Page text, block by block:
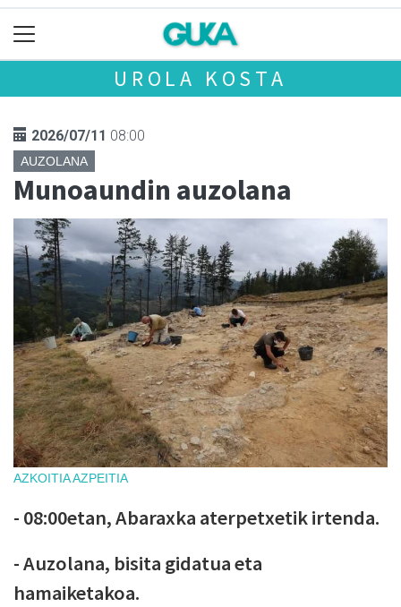
UROLA KOSTA
2026/07/11 08:00
AUZOLANA
Munoaundin auzolana
AZKOITIAAZPEITIA
- 08:00etan, Abaraxka aterpetxetik irtenda.
- Auzolana, bisita gidatua eta
hamaiketakoa.